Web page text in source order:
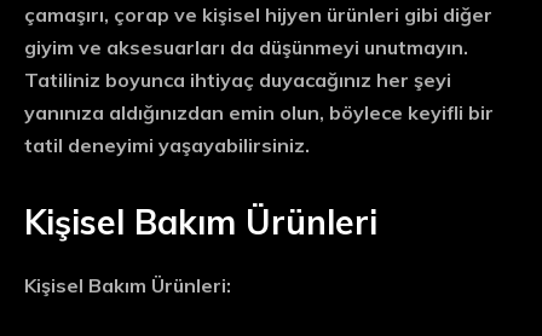
çamaşırı, çorap ve kişisel hijyen ürünleri gibi diğer
giyim ve aksesuarları da düşünmeyi unutmayın.
Tatiliniz boyunca ihtiyaç duyacağınız her şeyi
yanınıza aldığınızdan emin olun, böylece keyifli bir
tatil deneyimi yaşayabilirsiniz.
Kişisel Bakım Ürünleri
Kişisel Bakım Ürünleri: